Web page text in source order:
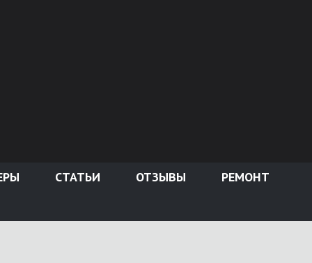
СТАТЬИ ОТЗЫВЫ РЕМОНТ